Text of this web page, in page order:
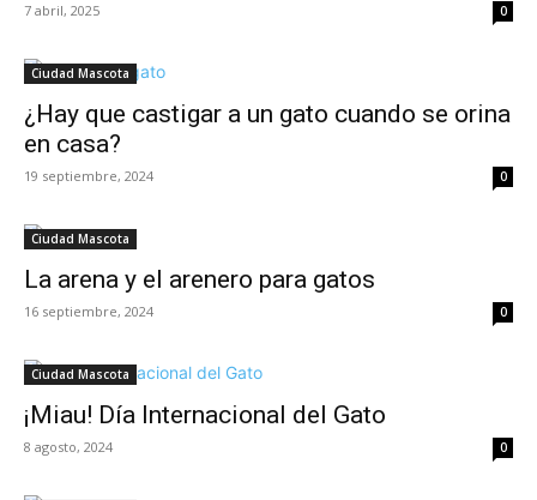
7 abril, 2025 0
Ciudad Mascota
¿Hay que castigar a un gato cuando se orina
en casa?
19 septiembre, 2024 0
Ciudad Mascota
La arena y el arenero para gatos
16 septiembre, 2024 0
Ciudad Mascota
¡Miau! Día Internacional del Gato
8 agosto, 2024 0